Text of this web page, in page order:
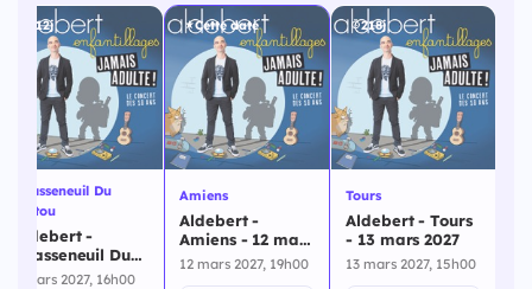
212j
Chasseneuil Du
Poitou
Aldebert -
Chasseneuil Du
Poitou - 7 mars
7 mars 2027, 16h00
Cette date
Amiens
Aldebert -
Amiens - 12 mars
2027
12 mars 2027, 19h00
218j
Tours
Aldebert - Tours
- 13 mars 2027
13 mars 2027, 15h00